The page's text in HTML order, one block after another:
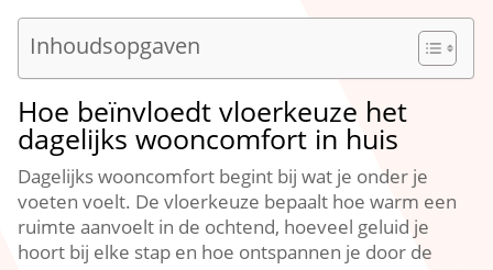
Inhoudsopgaven
Hoe beïnvloedt vloerkeuze het
dagelijks wooncomfort in huis
Dagelijks wooncomfort begint bij wat je onder je
voeten voelt.​ De vloerkeuze bepaalt hoe warm een
ruimte aanvoelt in de ochtend, hoeveel geluid je
hoort bij elke stap en hoe ontspannen je door de